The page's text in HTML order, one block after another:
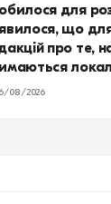
для
що
про те,
08/2026